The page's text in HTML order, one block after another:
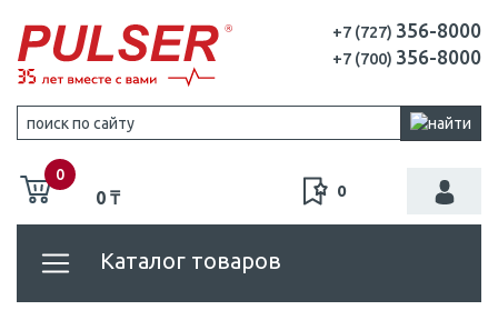
+7 (727) 356-8000
+7 (700) 356-8000
0
0 ₸ 0
Каталог товаров